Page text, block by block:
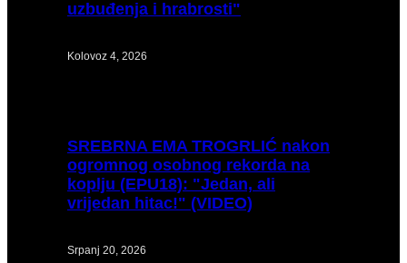
uzbuđenja i hrabrosti"
Kolovoz 4, 2026
SREBRNA EMA TROGRLIĆ nakon
ogromnog osobnog rekorda na
koplju (EPU18): "Jedan, ali
vrijedan hitac!" (VIDEO)
Srpanj 20, 2026